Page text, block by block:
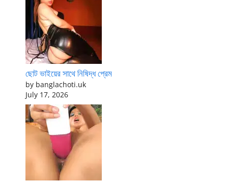
ছোট ভাইয়ের সাথে নিষিদ্ধ প্রেম
by banglachoti.uk
July 17, 2026